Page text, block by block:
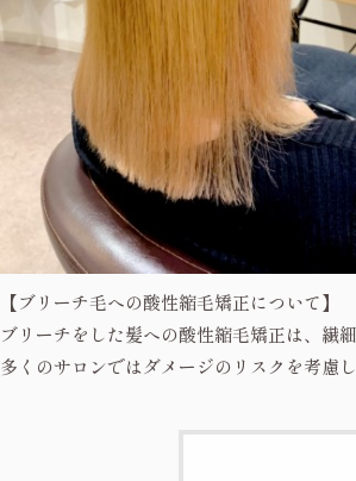
【ブリーチ毛への酸性縮毛矯正について】
ブリーチをした髪への酸性縮毛矯正は、繊
多くのサロンではダメージのリスクを考慮